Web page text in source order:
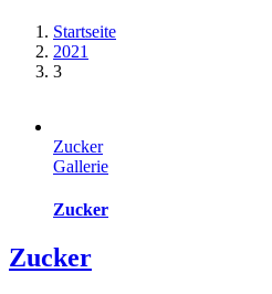
Startseite
2021
3
Zucker
Gallerie
Zucker
Zucker